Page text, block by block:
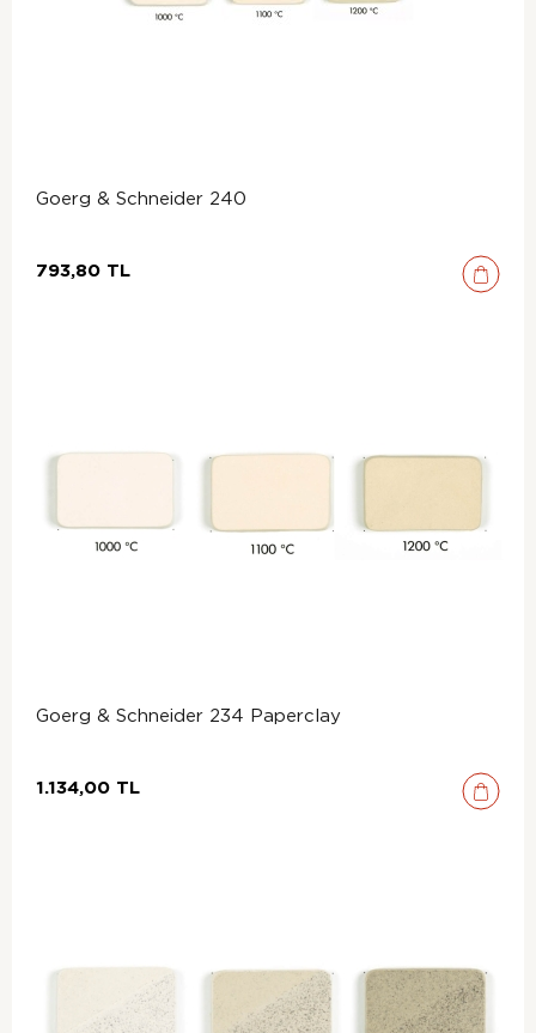
Goerg & Schneider 240
793,80 TL
Goerg & Schneider 234 Paperclay
1.134,00 TL